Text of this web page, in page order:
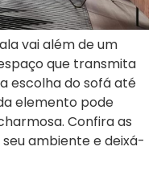
vai além de um
que transmita
escolha do sofá até
elemento pode
Confira as
ambiente e deixá-